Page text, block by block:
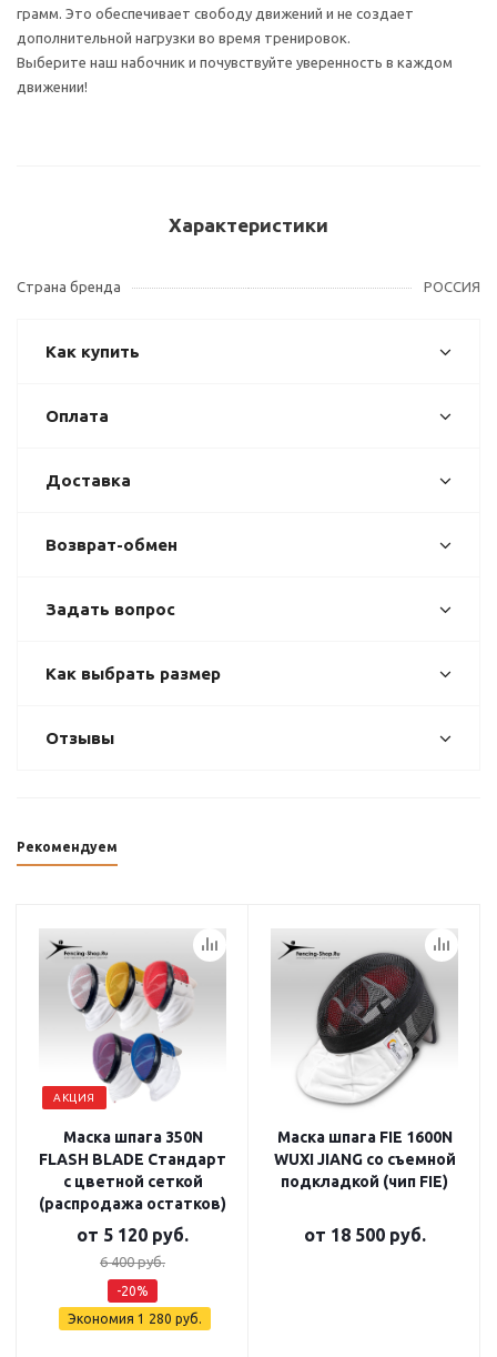
грамм. Это обеспечивает свободу движений и не создает
дополнительной нагрузки во время тренировок.
Выберите наш набочник и почувствуйте уверенность в каждом
движении!
Характеристики
Страна бренда РОССИЯ
Как купить
Оплата
Доставка
Возврат-обмен
Задать вопрос
Как выбрать размер
Отзывы
Рекомендуем
АКЦИЯ
Маска шпага 350N
FLASH BLADE Стандарт
с цветной сеткой
(распродажа остатков)
от 5 120 руб.
6 400 руб.
-20%
Экономия 1 280 руб.
Маска шпага FIE 1600N
WUXI JIANG со съемной
подкладкой (чип FIE)
от 18 500 руб.